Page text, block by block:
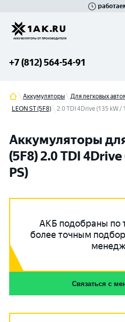
+7 (812) 564-54-91
Аккумуляторы Для легковых
LEON ST (5F8)
2.0 TDI 4Drive (135 kW /
Аккумуляторы для
(5F8) 2.0 TDI
PS)
АКБ подобраны по
более точным
Связаться с
Гатчина